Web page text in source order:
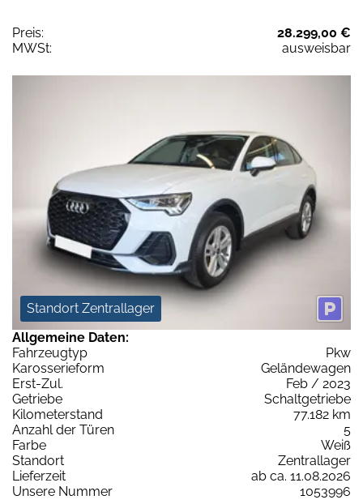
Preis:
28.299,00 €
MWSt:
ausweisbar
Standort Zentrallager
Allgemeine Daten:
Fahrzeugtyp
Pkw
Karosserieform
Geländewagen
Erst-Zul.
Feb / 2023
Getriebe
Schaltgetriebe
Kilometerstand
77.182 km
Anzahl der Türen
5
Farbe
Weiß
Standort
Zentrallager
Lieferzeit
ab ca. 11.08.2026
Unsere Nummer
1053996